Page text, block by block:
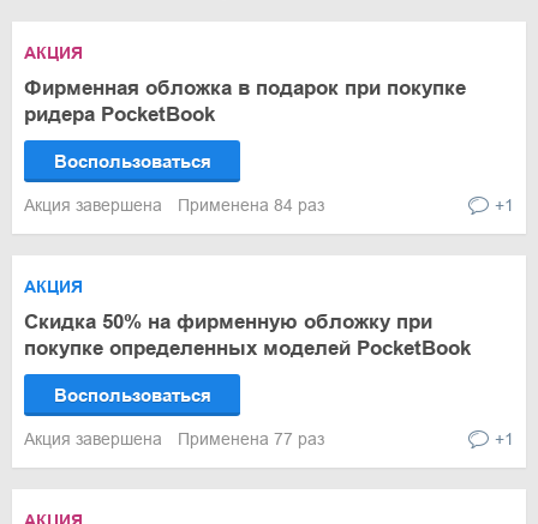
АКЦИЯ
Фирменная обложка в подарок при покупке
ридера PocketBook
Воспользоваться
Акция завершена Применена 84 раз +1
АКЦИЯ
Скидка 50% на фирменную обложку при
покупке определенных моделей PocketBook
Воспользоваться
Акция завершена Применена 77 раз +1